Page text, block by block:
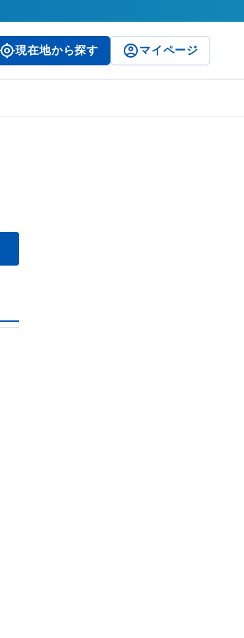
現在地から探す マイページ